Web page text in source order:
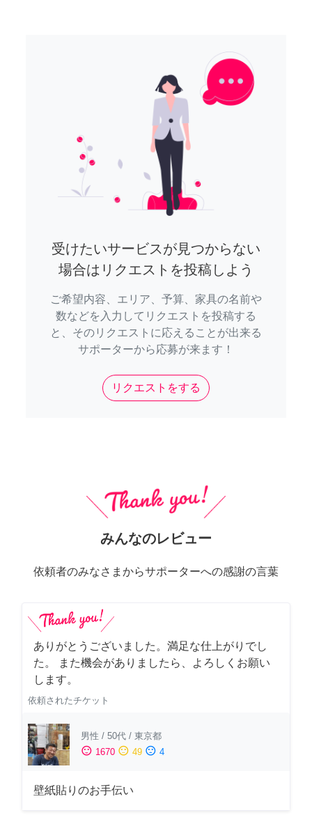
受けたいサービスが見つからない
場合はリクエストを投稿しよう
ご希望内容、エリア、予算、家具の名前や
数などを入力してリクエストを投稿する
と、そのリクエストに応えることが出来る
サポーターから応募が来ます！
リクエストをする
みんなのレビュー
依頼者のみなさまからサポーターへの感謝の言葉
ありがとうございました。満足な仕上がりでし
た。 また機会がありましたら、よろしくお願い
します。
依頼されたチケット
男性 / 50代 / 東京都
sentiment_satisfied 1670 sentiment_neutral 49 sentiment_dissatisfied 4
壁紙貼りのお手伝い